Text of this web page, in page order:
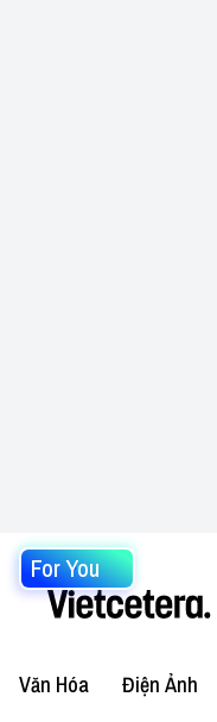
For You
Văn Hóa Điện Ảnh